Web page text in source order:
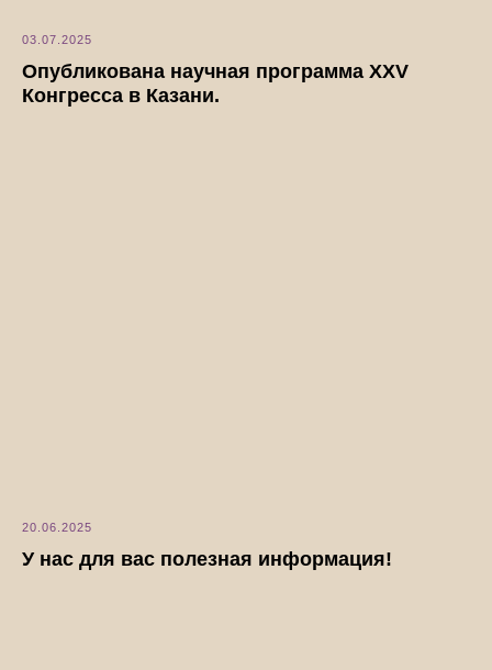
03.07.2025
Опубликована научная программа XXV
Конгресса в Казани.
20.06.2025
У нас для вас полезная информация!